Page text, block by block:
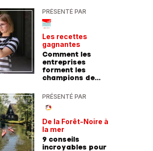
PRÉSENTÉ PAR
Les recettes
gagnantes
Comment les
entreprises
forment les
champions de
PRÉSENTÉ PAR
De la Forêt-Noire à
la mer
9 conseils
incroyables pour